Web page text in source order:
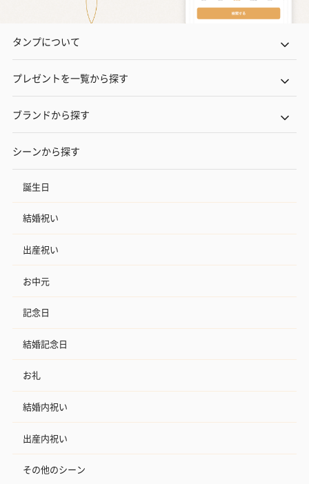
タンプについて
プレゼントを一覧から探す
ブランドから探す
シーンから探す
誕生日
結婚祝い
出産祝い
お中元
記念日
結婚記念日
お礼
結婚内祝い
出産内祝い
その他のシーン